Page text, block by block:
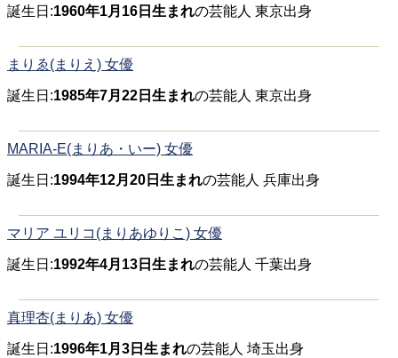
誕生日:1960年1月16日生まれの芸能人 東京出身
まりゑ(まりえ) 女優
誕生日:1985年7月22日生まれの芸能人 東京出身
MARIA-E(まりあ・いー) 女優
誕生日:1994年12月20日生まれの芸能人 兵庫出身
マリア ユリコ(まりあゆりこ) 女優
誕生日:1992年4月13日生まれの芸能人 千葉出身
真理杏(まりあ) 女優
誕生日:1996年1月3日生まれの芸能人 埼玉出身